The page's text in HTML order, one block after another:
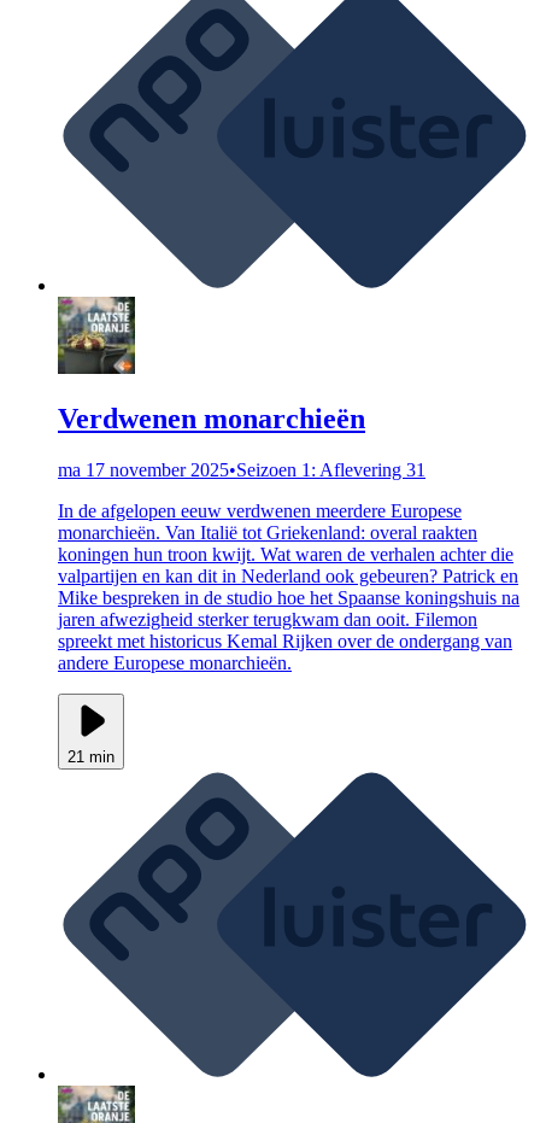
Verdwenen monarchieën
ma 17 november 2025•Seizoen 1: Aflevering 31
In de afgelopen eeuw verdwenen meerdere Europese
monarchieën. Van Italië tot Griekenland: overal raakten
koningen hun troon kwijt. Wat waren de verhalen achter die
valpartijen en kan dit in Nederland ook gebeuren? Patrick en
Mike bespreken in de studio hoe het Spaanse koningshuis na
jaren afwezigheid sterker terugkwam dan ooit. Filemon
spreekt met historicus Kemal Rijken over de ondergang van
andere Europese monarchieën.
21 min